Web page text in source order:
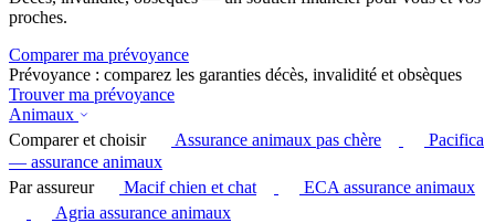
proches.
Comparer ma prévoyance
Prévoyance : comparez les garanties décès, invalidité et obsèques
Trouver ma prévoyance
Animaux
Comparer et choisir
Assurance animaux pas chère
Pacifica
— assurance animaux
Par assureur
Macif chien et chat
ECA assurance animaux
Agria assurance animaux